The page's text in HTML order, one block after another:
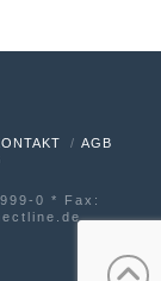
AGB
0 * Fax: